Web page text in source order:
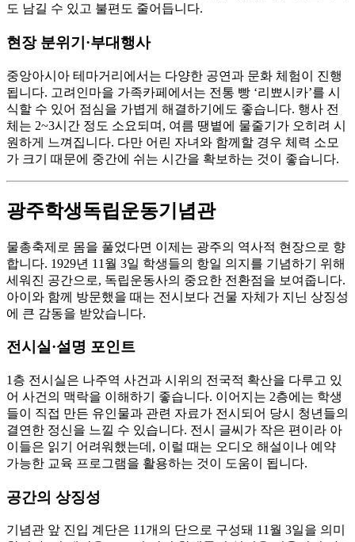
도 남길 수 있고 불편도 줄어듭니다.
현장 분위기·부대행사
중앙아시아 테마거리에서는 다양한 공연과 문화 체험이 진행
됩니다. 고려인마을 가족카페에서는 전통 빵 ‘리뾰시카’를 시
식할 수 있어 점심을 가볍게 해결하기에도 좋습니다. 행사 전
체는 2~3시간 정도 소요되며, 여름 땡볕에 물줄기가 오히려 시
원하게 느껴집니다. 다만 어린 자녀와 함께할 경우 체력 소모
가 크기 때문에 중간에 쉬는 시간을 확보하는 것이 좋습니다.
광주학생독립운동기념관
물총축제로 몸을 풀었다면 이제는 광주의 역사적 현장으로 향
합니다. 1929년 11월 3일 학생들의 항일 의지를 기념하기 위해
세워진 공간으로, 독립운동사의 중요한 전환점을 보여줍니다.
아이와 함께 방문했을 때는 전시보다 건물 자체가 지닌 상징성
에 큰 감동을 받았습니다.
전시실·설명 포인트
1층 전시실은 나주역 사건과 시위의 전국적 확산을 다루고 있
어 사건의 맥락을 이해하기 좋습니다. 이어지는 2층에는 학생
들이 직접 만든 유인물과 관련 자료가 전시되어 당시 청년들의
결연한 정신을 느낄 수 있습니다. 전시 글씨가 작은 편이라 아
이들은 읽기 어려워했는데, 이럴 때는 오디오 해설이나 예약
가능한 교육 프로그램을 활용하는 것이 도움이 됩니다.
공간의 상징성
기념관 앞 진입 계단은 11개의 단으로 구성돼 11월 3일을 의미